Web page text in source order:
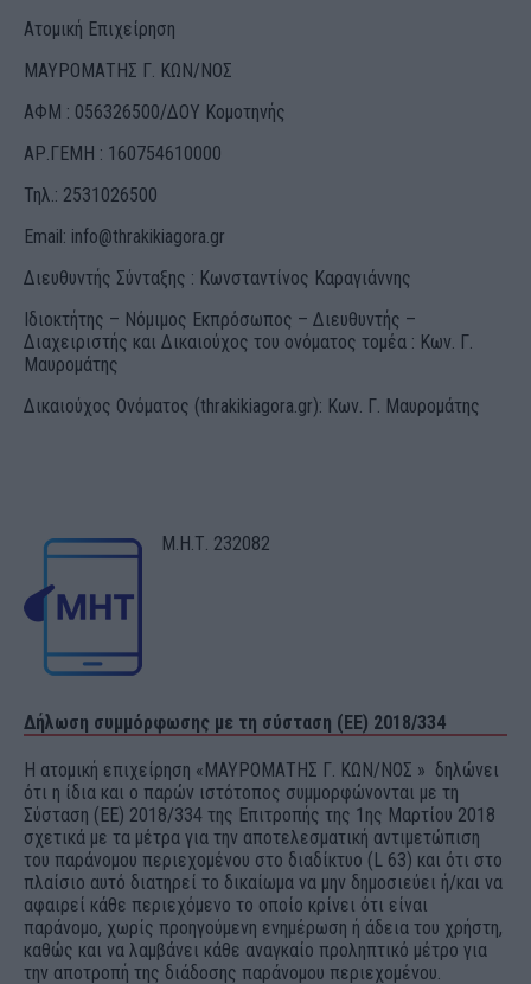
Ατομική Επιχείρηση
ΜΑΥΡΟΜΑΤΗΣ Γ. ΚΩΝ/ΝΟΣ
ΑΦΜ : 056326500/ΔOΥ Κομοτηνής
ΑΡ.ΓΕΜΗ : 160754610000
Τηλ.: 2531026500
Email: info@thrakikiagora.gr
Διευθυντής Σύνταξης : Κωνσταντίνος Καραγιάννης
Ιδιοκτήτης – Νόμιμος Εκπρόσωπος – Διευθυντής –
Διαχειριστής και Δικαιούχος του ονόματος τομέα : Κων. Γ.
Μαυρομάτης
Δικαιούχος Ονόματος (thrakikiagora.gr): Κων. Γ. Μαυρομάτης
Μ.Η.Τ. 232082
Δήλωση συμμόρφωσης με τη σύσταση (ΕΕ) 2018/334
Η ατομική επιχείρηση «ΜΑΥΡΟΜΑΤΗΣ Γ. ΚΩΝ/ΝΟΣ » δηλώνει
ότι η ίδια και ο παρών ιστότοπος συμμορφώνονται με τη
Σύσταση (ΕΕ) 2018/334 της Επιτροπής της 1ης Μαρτίου 2018
σχετικά με τα μέτρα για την αποτελεσματική αντιμετώπιση
του παράνομου περιεχομένου στο διαδίκτυο (L 63) και ότι στο
πλαίσιο αυτό διατηρεί το δικαίωμα να μην δημοσιεύει ή/και να
αφαιρεί κάθε περιεχόμενο το οποίο κρίνει ότι είναι
παράνομο, χωρίς προηγούμενη ενημέρωση ή άδεια του χρήστη,
καθώς και να λαμβάνει κάθε αναγκαίο προληπτικό μέτρο για
την αποτροπή της διάδοσης παράνομου περιεχομένου.